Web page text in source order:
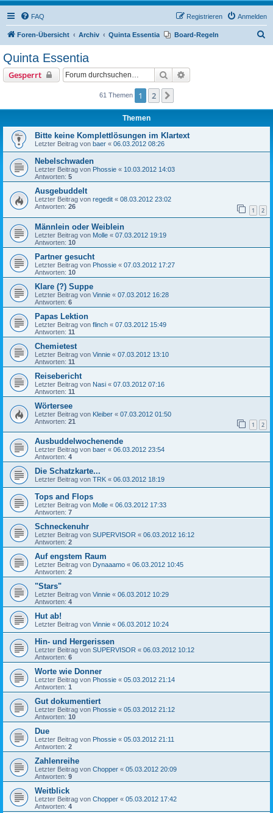
FAQ Anmelden
Registrieren
Foren-Übersicht Archiv Quinta Essentia Board-Regeln
Quinta Essentia
Gesperrt Suche
61 Themen 1 2
Themen
Bitte keine Komplettlösungen im Klartext
Letzter Beitrag von baer « 06.03.2012 08:26
Nebelschwaden
Letzter Beitrag von Phossie « 10.03.2012 14:03
Antworten: 5
Ausgebuddelt
Letzter Beitrag von regedit « 08.03.2012 23:02
Antworten: 26 1 2
Männlein oder Weiblein
Letzter Beitrag von Molle « 07.03.2012 19:19
Antworten: 10
Partner gesucht
Letzter Beitrag von Phossie « 07.03.2012 17:27
Antworten: 10
Klare (?) Suppe
Letzter Beitrag von Vinnie « 07.03.2012 16:28
Antworten: 6
Papas Lektion
Letzter Beitrag von flinch « 07.03.2012 15:49
Antworten: 11
Chemietest
Letzter Beitrag von Vinnie « 07.03.2012 13:10
Antworten: 11
Reisebericht
Letzter Beitrag von Nasi « 07.03.2012 07:16
Antworten: 11
Wörtersee
Letzter Beitrag von Kleiber « 07.03.2012 01:50
Antworten: 21 1 2
Ausbuddelwochenende
Letzter Beitrag von baer « 06.03.2012 23:54
Antworten: 4
Die Schatzkarte...
Letzter Beitrag von TRK « 06.03.2012 18:19
Tops and Flops
Letzter Beitrag von Molle « 06.03.2012 17:33
Antworten: 7
Schneckenuhr
Letzter Beitrag von SUPERVISOR « 06.03.2012 16:12
Antworten: 2
Auf engstem Raum
Letzter Beitrag von Dynaaamo « 06.03.2012 10:45
Antworten: 2
"Stars"
Letzter Beitrag von Vinnie « 06.03.2012 10:29
Antworten: 4
Hut ab!
Letzter Beitrag von Vinnie « 06.03.2012 10:24
Hin- und Hergerissen
Letzter Beitrag von SUPERVISOR « 06.03.2012 10:12
Antworten: 6
Worte wie Donner
Letzter Beitrag von Phossie « 05.03.2012 21:14
Antworten: 1
Gut dokumentiert
Letzter Beitrag von Phossie « 05.03.2012 21:12
Antworten: 10
Due
Letzter Beitrag von Phossie « 05.03.2012 21:11
Antworten: 2
Zahlenreihe
Letzter Beitrag von Chopper « 05.03.2012 20:09
Antworten: 9
Weitblick
Letzter Beitrag von Chopper « 05.03.2012 17:42
Antworten: 4